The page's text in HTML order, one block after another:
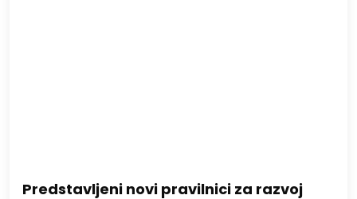
Predstavljeni novi pravilnici za razvoj